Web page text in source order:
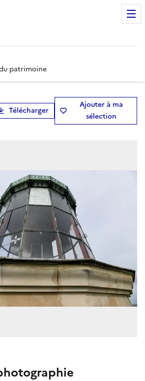
patrimoine
Télécharger
Ajouter à ma
sélection